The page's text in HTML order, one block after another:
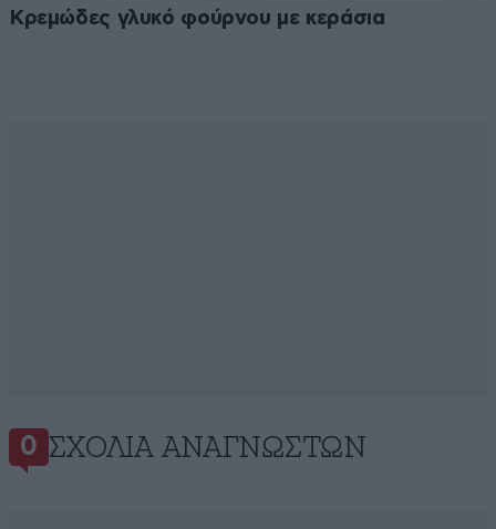
Κρεμώδες γλυκό φούρνου με κεράσια
0 ΣΧΌΛΙΑ ΑΝΑΓΝΩΣΤΏΝ